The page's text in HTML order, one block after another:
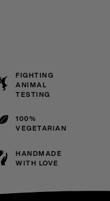
FIGHTING
ANIMAL
TESTING
100%
VEGETARIAN
HANDMADE
WITH LOVE